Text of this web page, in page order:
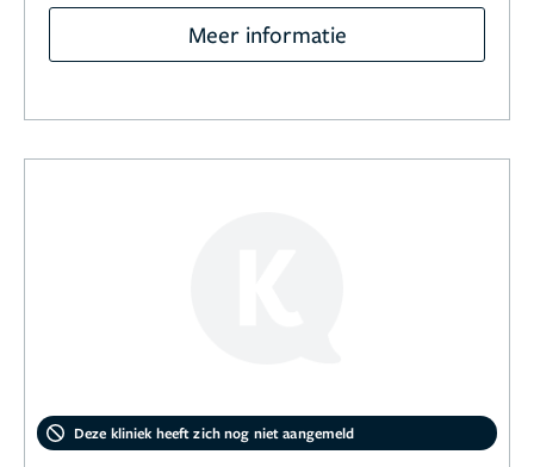
Meer informatie
Deze kliniek heeft zich nog niet aangemeld